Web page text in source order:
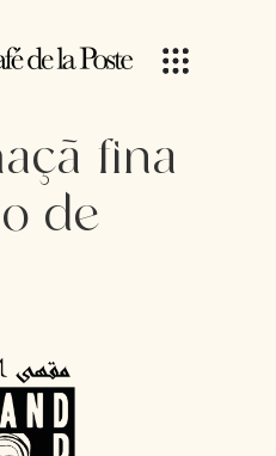
fina
de